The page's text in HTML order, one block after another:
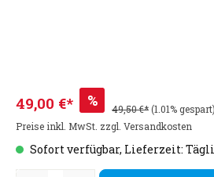
49,00 €* % 49,50 €*(1.01% gespart)
Preise inkl. MwSt. zzgl. Versandkosten
Sofort verfügbar, Lieferzeit: